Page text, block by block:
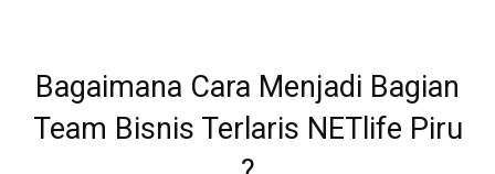
Bagaimana Cara Menjadi Bagian
Team Bisnis Terlaris NETlife Piru